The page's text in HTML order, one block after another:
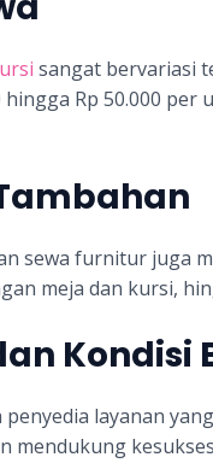
sangat bervariasi
hingga Rp 50.000
sewa furnitur juga
meja dan kursi,
Kondisi
layanan
mendukung